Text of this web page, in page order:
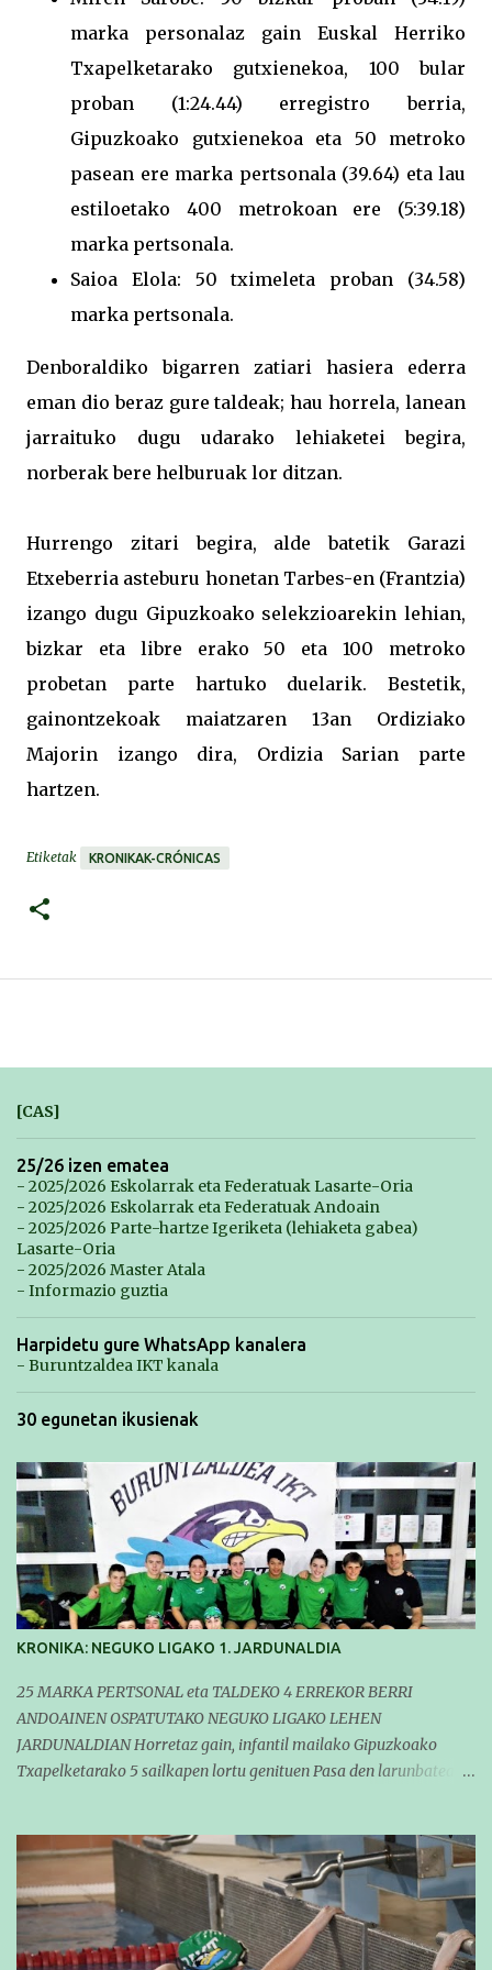
marka personalaz gain Euskal Herriko
Txapelketarako gutxienekoa, 100 bular
proban (1:24.44) erregistro berria,
Gipuzkoako gutxienekoa eta 50 metroko
pasean ere marka pertsonala (39.64) eta lau
estiloetako 400 metrokoan ere (5:39.18)
marka pertsonala.
Saioa Elola: 50 tximeleta proban (34.58)
marka pertsonala.
Denboraldiko bigarren zatiari hasiera ederra
eman dio beraz gure taldeak; hau horrela, lanean
jarraituko dugu udarako lehiaketei begira,
norberak bere helburuak lor ditzan.
Hurrengo zitari begira, alde batetik Garazi
Etxeberria asteburu honetan Tarbes-en (Frantzia)
izango dugu Gipuzkoako selekzioarekin lehian,
bizkar eta libre erako 50 eta 100 metroko
probetan parte hartuko duelarik. Bestetik,
gainontzekoak maiatzaren 13an Ordiziako
Majorin izango dira, Ordizia Sarian parte
hartzen.
Etiketak KRONIKAK-CRÓNICAS
[CAS]
25/26 izen ematea
- 2025/2026 Eskolarrak eta Federatuak Lasarte-Oria
- 2025/2026 Eskolarrak eta Federatuak Andoain
- 2025/2026 Parte-hartze Igeriketa (lehiaketa gabea)
Lasarte-Oria
- 2025/2026 Master Atala
- Informazio guztia
Harpidetu gure WhatsApp kanalera
- Buruntzaldea IKT kanala
30 egunetan ikusienak
KRONIKA: NEGUKO LIGAKO 1. JARDUNALDIA
25 MARKA PERTSONAL eta TALDEKO 4 ERREKOR BERRI
ANDOAINEN OSPATUTAKO NEGUKO LIGAKO LEHEN
JARDUNALDIAN Horretaz gain, infantil mailako Gipuzkoako
Txapelketarako 5 sailkapen lortu genituen Pasa den larunbatean
hartzen. Bertan gure taldeko 16 igerilari aritu ziren. Denboraldiari
hasera ona eman zioten gue taldekideek. Ohikoa den bezela, garai
honetan entrenamendua da jardueraren funtsa eta hori alde
batera utzi gabe ekin zioten beti gogotsu hartzen duten
denboraldiko lehen jardunaldiari. Entrenamenduan buru belarri